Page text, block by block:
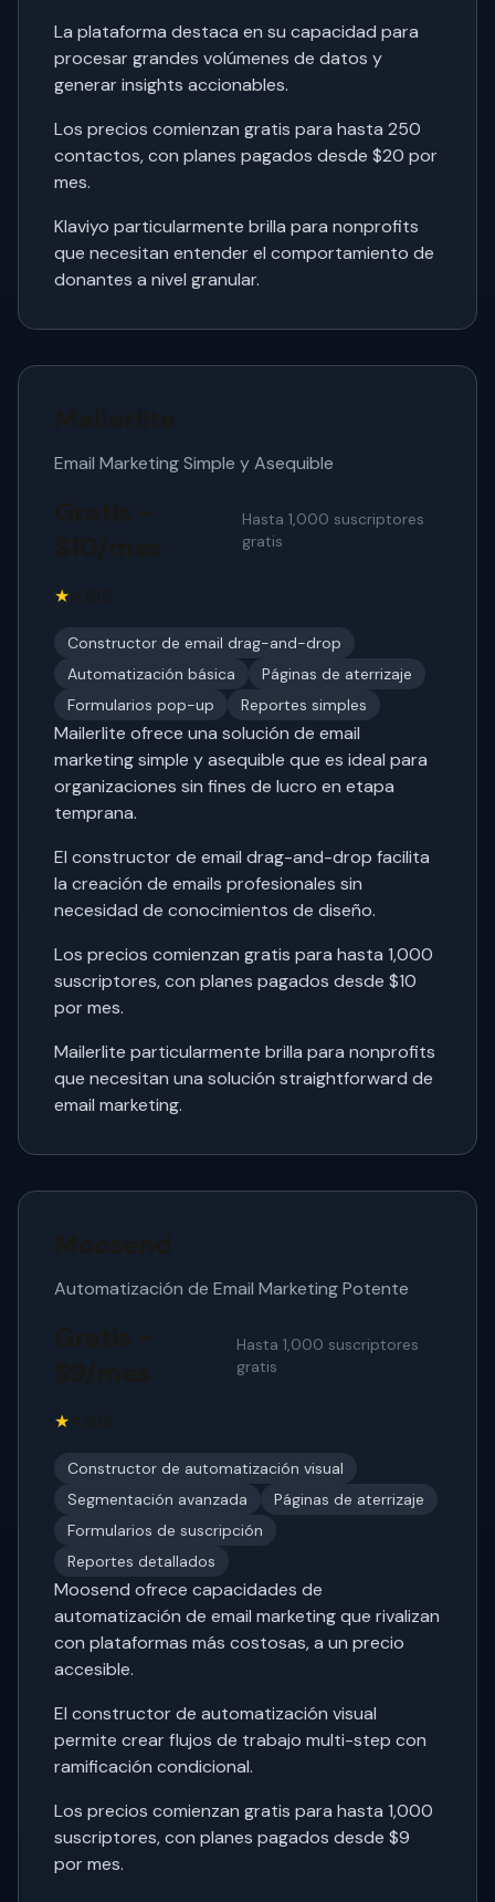
La plataforma destaca en su capacidad para
procesar grandes volúmenes de datos y
generar insights accionables.
Los precios comienzan gratis para hasta 250
contactos, con planes pagados desde $20 por
mes.
Klaviyo particularmente brilla para nonprofits
que necesitan entender el comportamiento de
donantes a nivel granular.
Email Marketing Simple y Asequible
Hasta 1,000 suscriptores
gratis
★
Constructor de email drag-and-drop
Automatización básica
Páginas de aterrizaje
Formularios pop-up
Reportes simples
Mailerlite ofrece una solución de email
marketing simple y asequible que es ideal para
organizaciones sin fines de lucro en etapa
temprana.
El constructor de email drag-and-drop facilita
la creación de emails profesionales sin
necesidad de conocimientos de diseño.
Los precios comienzan gratis para hasta 1,000
suscriptores, con planes pagados desde $10
por mes.
Mailerlite particularmente brilla para nonprofits
que necesitan una solución straightforward de
email marketing.
Automatización de Email Marketing Potente
Hasta 1,000 suscriptores
gratis
★
Constructor de automatización visual
Segmentación avanzada
Páginas de aterrizaje
Formularios de suscripción
Reportes detallados
Moosend ofrece capacidades de
automatización de email marketing que rivalizan
con plataformas más costosas, a un precio
accesible.
El constructor de automatización visual
permite crear flujos de trabajo multi-step con
ramificación condicional.
Los precios comienzan gratis para hasta 1,000
suscriptores, con planes pagados desde $9
por mes.